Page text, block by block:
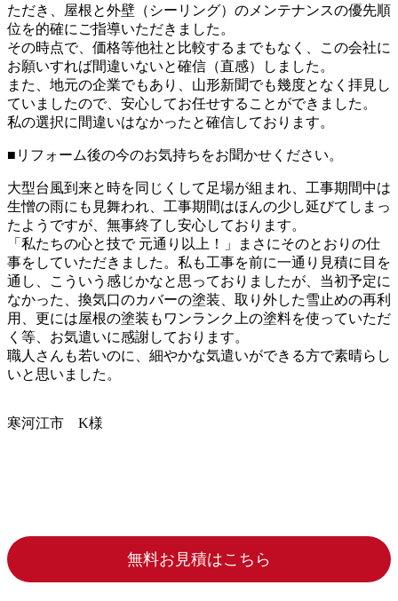
ただき、屋根と外壁（シーリング）のメンテナンスの優先順
位を的確にご指導いただきました。
その時点で、価格等他社と比較するまでもなく、この会社に
お願いすれば間違いないと確信（直感）しました。
また、地元の企業でもあり、山形新聞でも幾度となく拝見し
ていましたので、安心してお任せすることができました。
私の選択に間違いはなかったと確信しております。
■リフォーム後の今のお気持ちをお聞かせください。
大型台風到来と時を同じくして足場が組まれ、工事期間中は
生憎の雨にも見舞われ、工事期間はほんの少し延びてしまっ
たようですが、無事終了し安心しております。
「私たちの心と技で 元通り以上！」まさにそのとおりの仕
事をしていただきました。私も工事を前に一通り見積に目を
通し、こういう感じかなと思っておりましたが、当初予定に
なかった、換気口のカバーの塗装、取り外した雪止めの再利
用、更には屋根の塗装もワンランク上の塗料を使っていただ
く等、お気遣いに感謝しております。
職人さんも若いのに、細やかな気遣いができる方で素晴らし
いと思いました。
寒河江市 K様
無料お見積はこちら